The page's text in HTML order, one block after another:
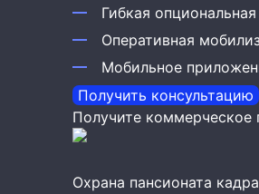
Гибкая
Оперативная
Мобильное
Получить консультацию
Получите
Охрана пансионата